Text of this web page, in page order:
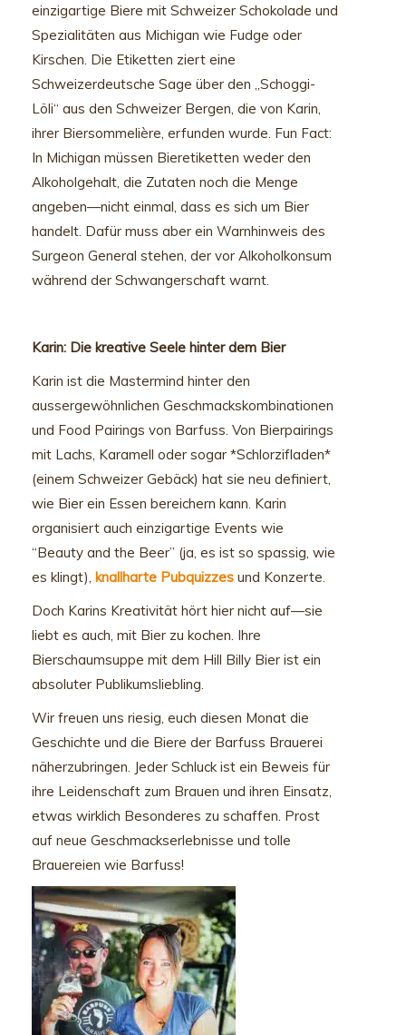
einzigartige Biere mit Schweizer Schokolade und
Spezialitäten aus Michigan wie Fudge oder
Kirschen. Die Etiketten ziert eine
Schweizerdeutsche Sage über den „Schoggi-
Löli“ aus den Schweizer Bergen, die von Karin,
ihrer Biersommelière, erfunden wurde. Fun Fact:
In Michigan müssen Bieretiketten weder den
Alkoholgehalt, die Zutaten noch die Menge
angeben—nicht einmal, dass es sich um Bier
handelt. Dafür muss aber ein Warnhinweis des
Surgeon General stehen, der vor Alkoholkonsum
während der Schwangerschaft warnt.
Karin: Die kreative Seele hinter dem Bier
Karin ist die Mastermind hinter den
aussergewöhnlichen Geschmackskombinationen
und Food Pairings von Barfuss. Von Bierpairings
mit Lachs, Karamell oder sogar *Schlorzifladen*
(einem Schweizer Gebäck) hat sie neu definiert,
wie Bier ein Essen bereichern kann. Karin
organisiert auch einzigartige Events wie
“Beauty and the Beer” (ja, es ist so spassig, wie
es klingt), knallharte Pubquizzes und Konzerte.
Doch Karins Kreativität hört hier nicht auf—sie
liebt es auch, mit Bier zu kochen. Ihre
Bierschaumsuppe mit dem Hill Billy Bier ist ein
absoluter Publikumsliebling.
Wir freuen uns riesig, euch diesen Monat die
Geschichte und die Biere der Barfuss Brauerei
näherzubringen. Jeder Schluck ist ein Beweis für
ihre Leidenschaft zum Brauen und ihren Einsatz,
etwas wirklich Besonderes zu schaffen. Prost
auf neue Geschmackserlebnisse und tolle
Brauereien wie Barfuss!